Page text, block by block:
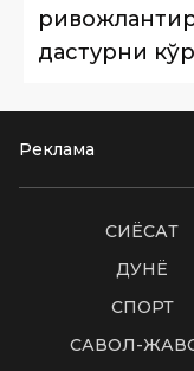
дастурни
Реклама
СИËСАТ
ДУНË
СПОРТ
САВОЛ-